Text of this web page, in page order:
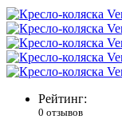
Рейтинг:
0 отзывов